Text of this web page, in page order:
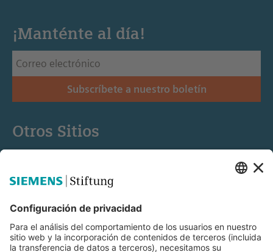
¡Manténte al día!
Subscríbete a nuestro boletín
Otros Sitios
Educación STEM
Mediaportal